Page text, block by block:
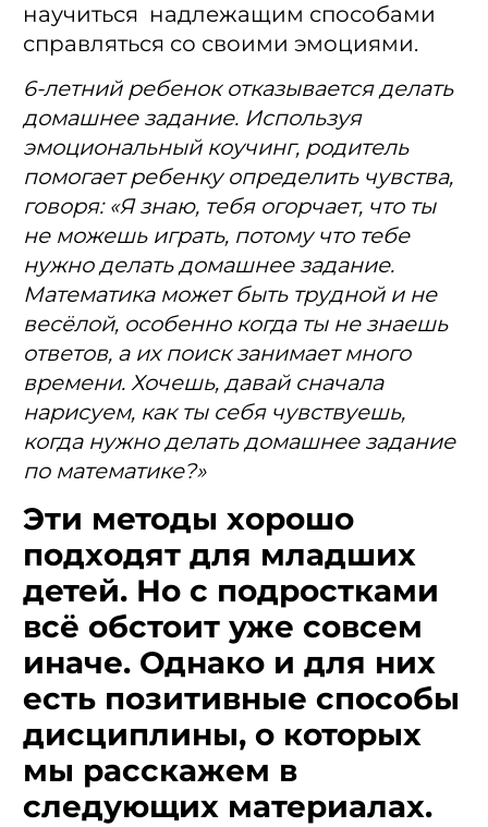
научиться надлежащим способами
справляться со своими эмоциями.
6-летний ребенок отказывается делать
домашнее задание. Используя
эмоциональный коучинг, родитель
помогает ребенку определить чувства,
говоря: «Я знаю, тебя огорчает, что ты
не можешь играть, потому что тебе
нужно делать домашнее задание.
Математика может быть трудной и не
весёлой, особенно когда ты не знаешь
ответов, а их поиск занимает много
времени. Хочешь, давай сначала
нарисуем, как ты себя чувствуешь,
когда нужно делать домашнее задание
по математике?»
Эти методы хорошо
подходят для младших
детей. Но с подростками
всё обстоит уже совсем
иначе. Однако и для них
есть позитивные способы
дисциплины, о которых
мы расскажем в
следующих материалах.